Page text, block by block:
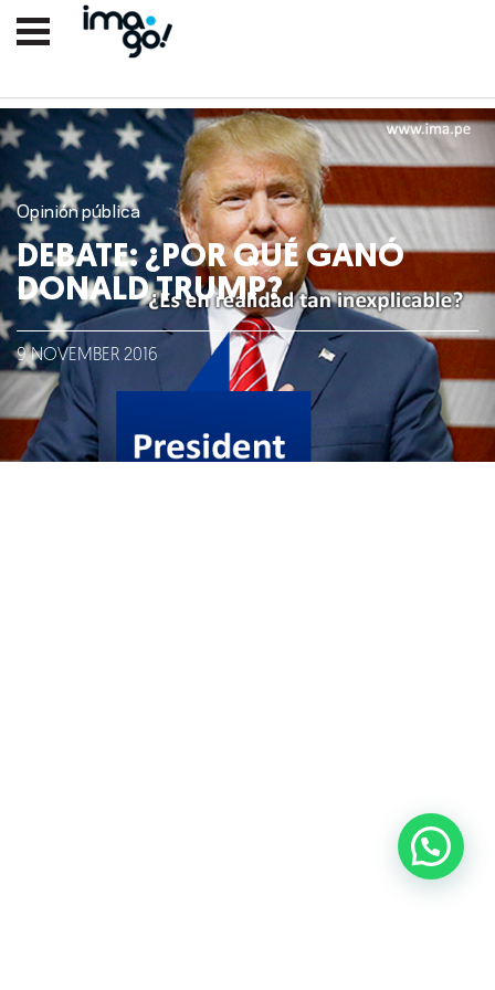
Nosotros
Clientes
Lo que hacemos
Opinión pública
DEBATE: ¿POR QUÉ GANÓ
DONALD TRUMP?
9 NOVEMBER 2016